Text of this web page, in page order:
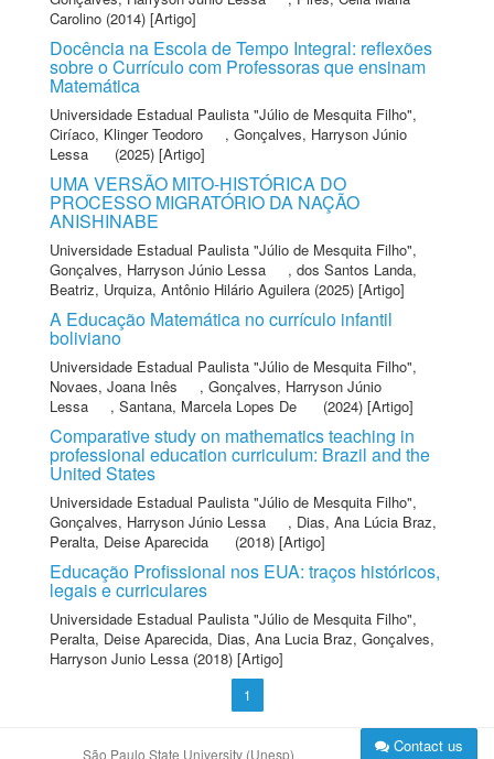
Carolino (2014) [Artigo]
Docência na Escola de Tempo Integral: reflexões
sobre o Currículo com Professoras que ensinam
Matemática
Universidade Estadual Paulista "Júlio de Mesquita Filho",
Ciríaco, Klinger Teodoro
, Gonçalves, Harryson Júnio
Lessa
(2025) [Artigo]
UMA VERSÃO MITO-HISTÓRICA DO
PROCESSO MIGRATÓRIO DA NAÇÃO
ANISHINABE
Universidade Estadual Paulista "Júlio de Mesquita Filho",
Gonçalves, Harryson Júnio Lessa
, dos Santos Landa,
Beatriz, Urquiza, Antônio Hilário Aguilera (2025) [Artigo]
A Educação Matemática no currículo infantil
boliviano
Universidade Estadual Paulista "Júlio de Mesquita Filho",
Novaes, Joana Inês
, Gonçalves, Harryson Júnio
Lessa
, Santana, Marcela Lopes De (2024) [Artigo]
Comparative study on mathematics teaching in
professional education curriculum: Brazil and the
United States
Universidade Estadual Paulista "Júlio de Mesquita Filho",
Gonçalves, Harryson Júnio Lessa
, Dias, Ana Lúcia Braz,
Peralta, Deise Aparecida
(2018) [Artigo]
Educação Profissional nos EUA: traços históricos,
legais e curriculares
Universidade Estadual Paulista "Júlio de Mesquita Filho",
Peralta, Deise Aparecida, Dias, Ana Lucia Braz, Gonçalves,
Harryson Junio Lessa (2018) [Artigo]
1
São Paulo State University (Unesp) Contact us